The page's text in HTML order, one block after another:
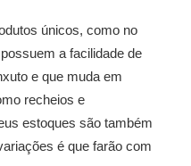
únicos, como no
a facilidade de
e que muda em
recheios e
estoques são também
é que farão com